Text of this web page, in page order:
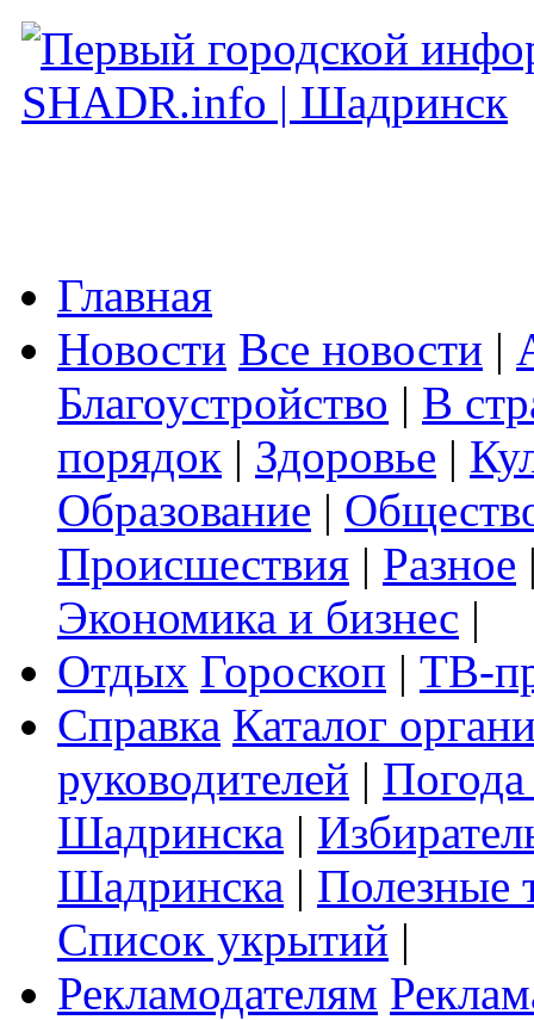
Главная
Новости Все новости |
Благоустройство | В
порядок | Здоровье |
Образование |
Происшествия | Разное
Экономика и бизнес |
Отдых Гороскоп | ТВ-
Справка Каталог
руководителей |
Шадринска |
Шадринска | Полезные
Список укрытий |
Рекламодателям